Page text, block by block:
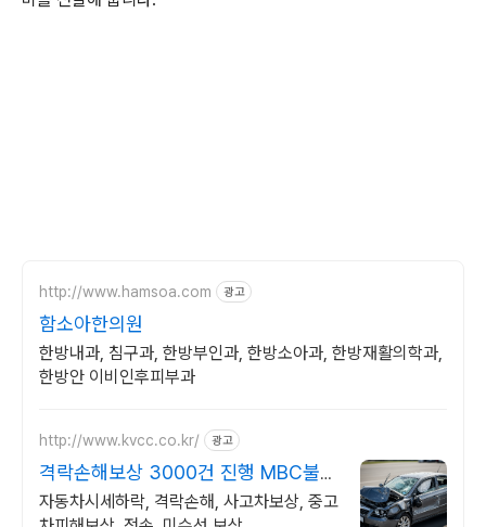
http://www.hamsoa.com 광고
함소아한의원
한방내과, 침구과, 한방부인과, 한방소아과, 한방재활의학과,
한방안 이비인후피부과
http://www.kvcc.co.kr/ 광고
격락손해보상 3000건 진행 MBC불만
제로 모법업체 선정
자동차시세하락, 격락손해, 사고차보상, 중고